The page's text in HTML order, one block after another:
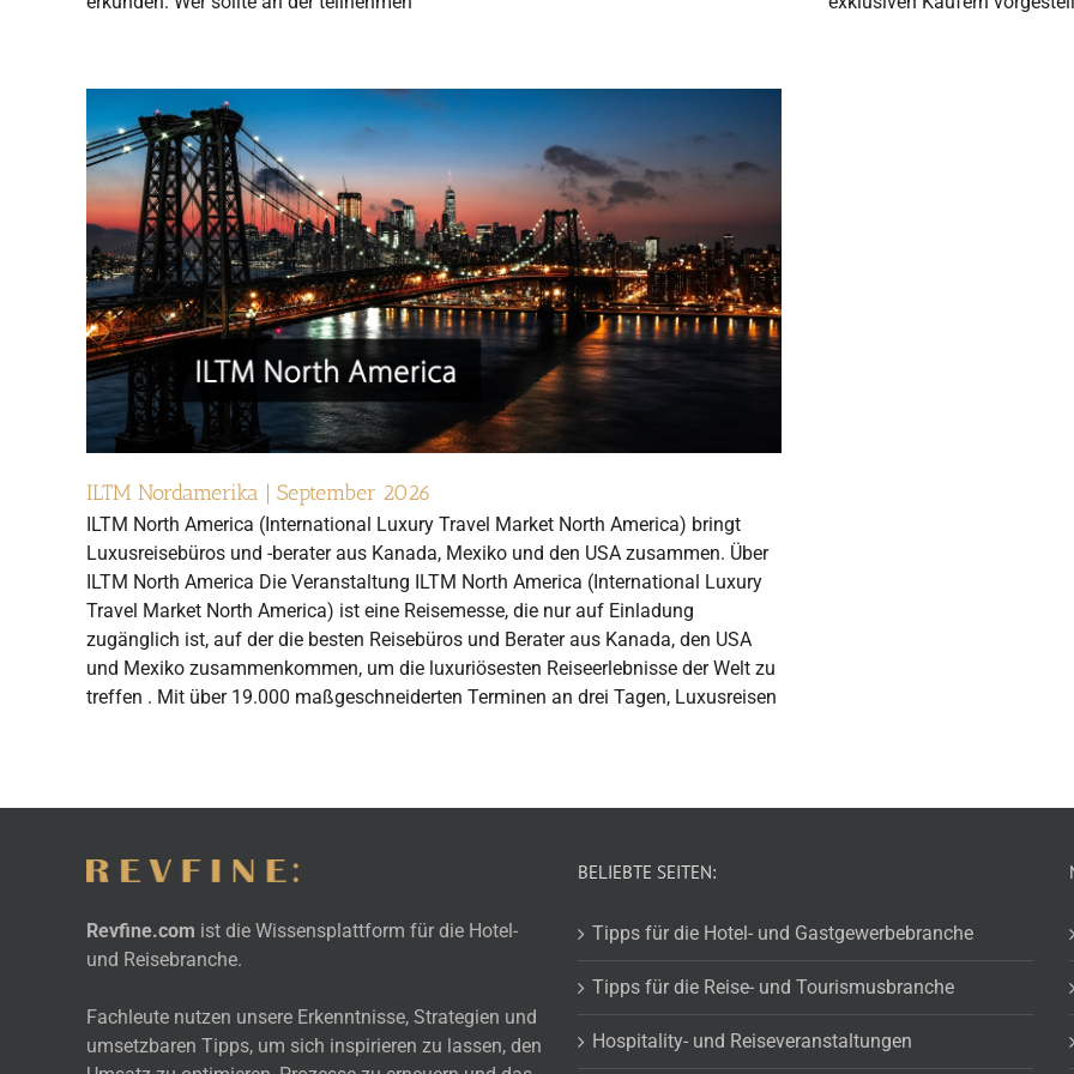
ILTM Nordamerika | September 2026
ILTM North America (International Luxury Travel Market North America) bringt
Luxusreisebüros und -berater aus Kanada, Mexiko und den USA zusammen. Über
ILTM North America Die Veranstaltung ILTM North America (International Luxury
Travel Market North America) ist eine Reisemesse, die nur auf Einladung
zugänglich ist, auf der die besten Reisebüros und Berater aus Kanada, den USA
und Mexiko zusammenkommen, um die luxuriösesten Reiseerlebnisse der Welt zu
treffen . Mit über 19.000 maßgeschneiderten Terminen an drei Tagen, Luxusreisen
Revfine.com ist die Wissensplattform für die Hotel-
und Reisebranche.
Fachleute nutzen unsere Erkenntnisse, Strategien und
umsetzbaren Tipps, um sich inspirieren zu lassen, den
BELIEBTE SEITEN:
Tipps für die Hotel- und Gastgewerbebranche
Tipps für die Reise- und Tourismusbranche
Hospitality- und Reiseveranstaltungen